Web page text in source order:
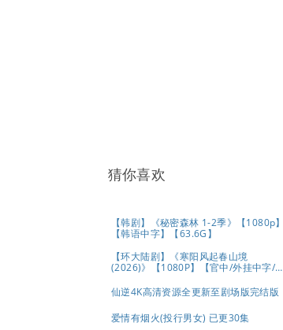
猜你喜欢
【韩剧】《秘密森林 1-2季》【1080p】
【韩语中字】【63.6G】
【环大陆剧】《寒阳风起春山境
(2026)》【1080P】【官中/外挂中字/三
仙逆4K高清资源全更新至剧场版完结版
爱情有烟火(投行男女) 已更30集